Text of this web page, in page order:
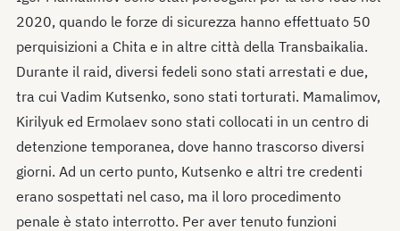
2020, quando le forze di sicurezza hanno effettuato 50
perquisizioni a Chita e in altre città della Transbaikalia.
Durante il raid, diversi fedeli sono stati arrestati e due,
tra cui Vadim Kutsenko, sono stati torturati. Mamalimov,
Kirilyuk ed Ermolaev sono stati collocati in un centro di
detenzione temporanea, dove hanno trascorso diversi
giorni. Ad un certo punto, Kutsenko e altri tre credenti
erano sospettati nel caso, ma il loro procedimento
penale è stato interrotto. Per aver tenuto funzioni